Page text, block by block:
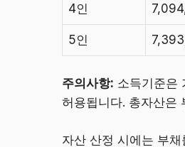
4인
5인
주의사항: 소득기준은
허용됩니다. 총자산은
자산 산정 시에는 부